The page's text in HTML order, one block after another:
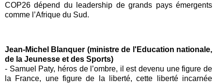
COP26 dépend du leadership de grands pays émergents
comme l’Afrique du Sud.
Jean-Michel Blanquer (ministre de l'Education nationale,
de la Jeunesse et des Sports)
- Samuel Paty, héros de l’ombre, il est devenu une figure de
la France, une figure de la liberté, cette liberté incarnée